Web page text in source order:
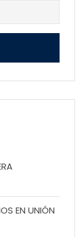
EN UNIÓN